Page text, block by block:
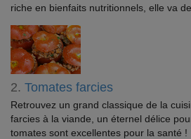
riche en bienfaits nutritionnels, elle va
2. Tomates farcies
Retrouvez un grand classique de la
farcies à la viande, un éternel délice
tomates sont excellentes pour la santé !